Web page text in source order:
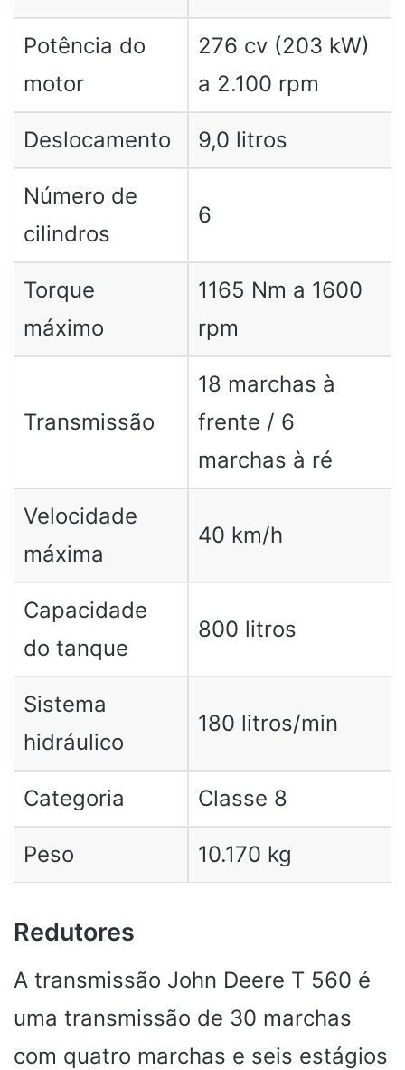
Potência do
motor
276 cv (203 kW)
a 2.100 rpm
Deslocamento 9,0 litros
Número de
cilindros
6
Torque
máximo
1165 Nm a 1600
rpm
Transmissão
18 marchas à
frente / 6
marchas à ré
Velocidade
máxima
40 km/h
Capacidade
do tanque
800 litros
Sistema
hidráulico
180 litros/min
Categoria Classe 8
Peso 10.170 kg
Redutores
A transmissão John Deere T 560 é
uma transmissão de 30 marchas
com quatro marchas e seis estágios